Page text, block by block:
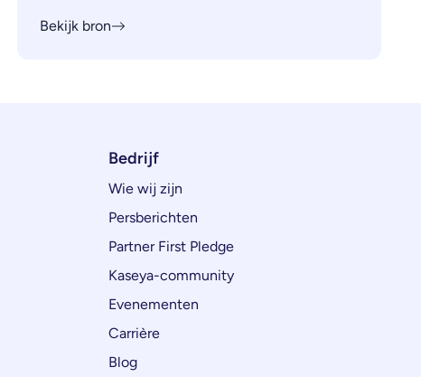
Bekijk bron
Bedrijf
Wie wij zijn
Persberichten
Partner First Pledge
Kaseya-community
Evenementen
Carrière
Blog